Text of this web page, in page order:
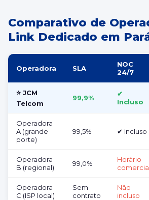
Comparativo de
Link Dedicado em
Operadora SLA
NOC
24/7
⭐ JCM
Telcom
99,9%
✔
Incluso
Operadora
A (grande
porte)
99,5% ✔ Incluso
Operadora
B (regional)
99,0%
Horário
Operadora
C (ISP local)
Sem
contrato
Não
incluso